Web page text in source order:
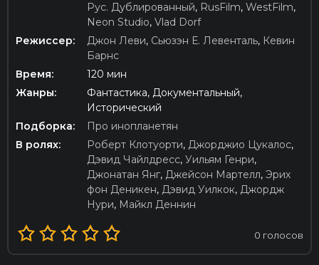
Рус. Дублированный, RusFilm, WestFilm,
Neon Studio, Vlad Dorf
Режиссер:
Джон Леви, Сьюзэн Е. Левенталь, Кевин
Барнс
Время:
120 мин
Жанры:
Фантастика, Документальный,
Исторический
Подборка:
Про инопланетян
В ролях:
Роберт Клотуорти, Джорджио Цукалос,
Дэвид Чайлдресс, Уильям Генри,
Джонатан Янг, Джейсон Мартелл, Эрих
фон Деникен, Дэвид Уилкок, Джордж
Нури, Майкл Деннин
0 голосов